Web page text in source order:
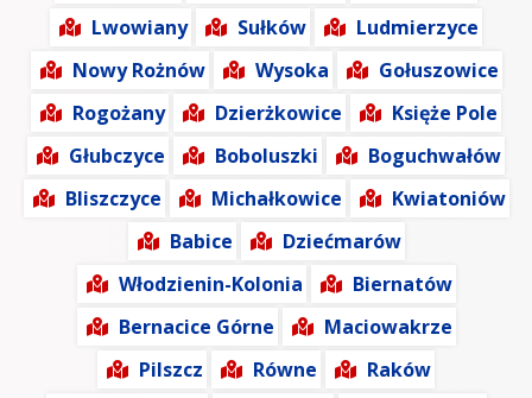
Lwowiany
Sułków
Ludmierzyce
Nowy Rożnów
Wysoka
Gołuszowice
Rogożany
Dzierżkowice
Księże Pole
Głubczyce
Boboluszki
Boguchwałów
Bliszczyce
Michałkowice
Kwiatoniów
Babice
Dziećmarów
Włodzienin-Kolonia
Biernatów
Bernacice Górne
Maciowakrze
Pilszcz
Równe
Raków